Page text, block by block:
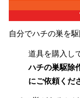
自分でハチの巣を
道具を購入し
ハチの巣駆除
にご依頼くだ